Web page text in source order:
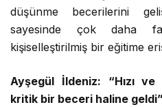
düşünme becerilerini
sayesinde çok daha
kişiselleştirilmiş bir eğitime
Ayşegül İldeniz: “Hızı
kritik bir beceri haline geldi”